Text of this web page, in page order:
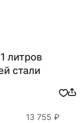
литров
стали
13 755 ₽